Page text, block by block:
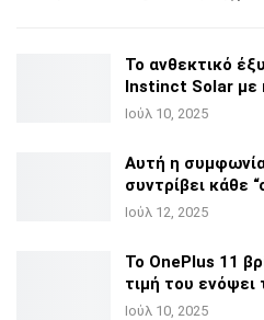
Το ανθεκτικό
Instinct Solar με
Ιούλ 10, 2025
Αυτή η
συντρίβει κάθε
Ιούλ 12, 2025
Το OnePlus 11
τιμή του ενόψει
Ιούλ 10, 2025